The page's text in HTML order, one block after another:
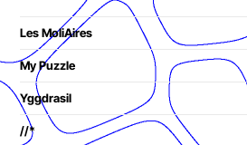
Les MoliAires
My Puzzle
Yggdrasil
//*